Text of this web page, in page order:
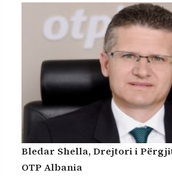
Bledar Shella, Drejtori i
OTP Albania